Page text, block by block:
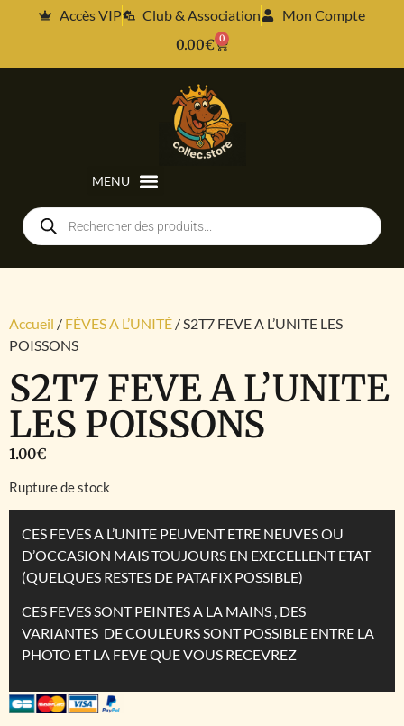
Accès VIP Club & Association
Mon Compte
0.00€ 0
Accueil / FÈVES A L’UNITÉ / S2T7 FEVE A L’UNITE LES
POISSONS
S2T7 FEVE A L’UNITE
LES POISSONS
1.00€
Rupture de stock
CES FEVES A L’UNITE PEUVENT ETRE NEUVES OU
D’OCCASION MAIS TOUJOURS EN EXECELLENT ETAT
(QUELQUES RESTES DE PATAFIX POSSIBLE)
CES FEVES SONT PEINTES A LA MAINS , DES
VARIANTES DE COULEURS SONT POSSIBLE ENTRE LA
PHOTO ET LA FEVE QUE VOUS RECEVREZ